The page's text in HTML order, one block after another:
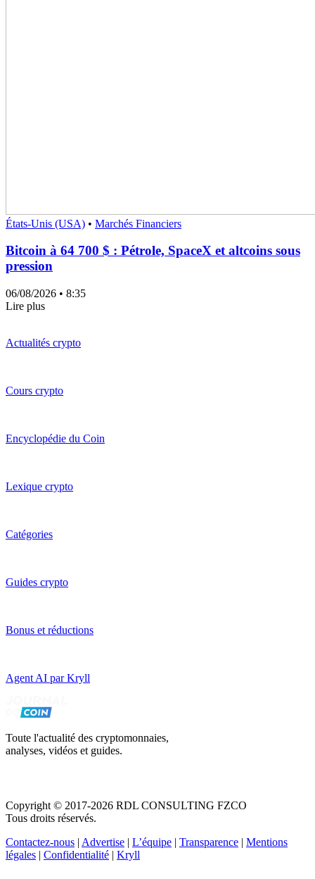
États-Unis (USA) • Marchés Financiers
Bitcoin à 64 700 $ : Pétrole, SpaceX et altcoins sous
pression
06/08/2026 • 8:35
Lire plus
Actualités crypto
Cours crypto
Encyclopédie du Coin
Lexique crypto
Catégories
Guides crypto
Bonus et réductions
Agent AI par Kryll
Toute l'actualité des cryptomonnaies,
analyses, vidéos et guides.
Copyright © 2017-2026 RDL CONSULTING FZCO
Tous droits réservés.
Contactez-nous | Advertise | L’équipe | Transparence | Mentions
légales | Confidentialité | Kryll